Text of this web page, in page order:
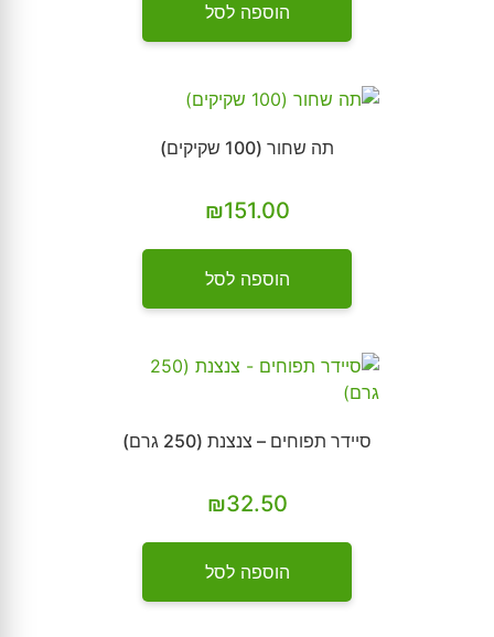
הוספה לסל
תה שחור (100 שקיקים)
₪151.00
הוספה לסל
סיידר תפוחים – צנצנת (250 גרם)
₪32.50
הוספה לסל